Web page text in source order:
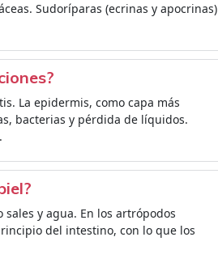
Sudoríparas (ecrinas y apocrinas)
La epidermis, como capa más
bacterias y pérdida de líquidos.
y agua. En los artrópodos
del intestino, con lo que los